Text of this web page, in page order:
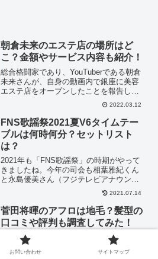
朝倉未来のエステ店の場所はど
こ？金額やサービス内容も紹介！
総合格闘家であり、YouTuberである朝倉
未来さんが、自身の動画内で銀座に美容
エステ店をオープンしたことを報告しま
した。「格闘家の朝倉さんが美容エステ
店！？」と思われる方も多いでしょう
ね。実際のところ、メディアでも注目さ
れていて、ニュース...
2022.03.12
FNS歌謡祭2021夏V6タイムテー
ブルは何時何分？セットリスト
は？
2021年も「FNS歌謡祭」の時期がやって
きましたね。今年の司会も相葉雅紀くん
と永島優美さん（フジテレビアナウンサ
ー）が務め、7月14日（水）18時半～22
時48分の4時間生放送となります。V6を
始めとしたジャニーズグループのパフォ
ーマンス...
2021.07.14
菅田将暉のアフロは地毛？髪型の
口コミや評判も調査してみた！
2022年の1月にスタートするフジテレビ連
続ドラマ「ミステリと言う勿（なか）
れ」（月曜後9・00）で、主演を務める俳
お問い合わせ サイトマップ